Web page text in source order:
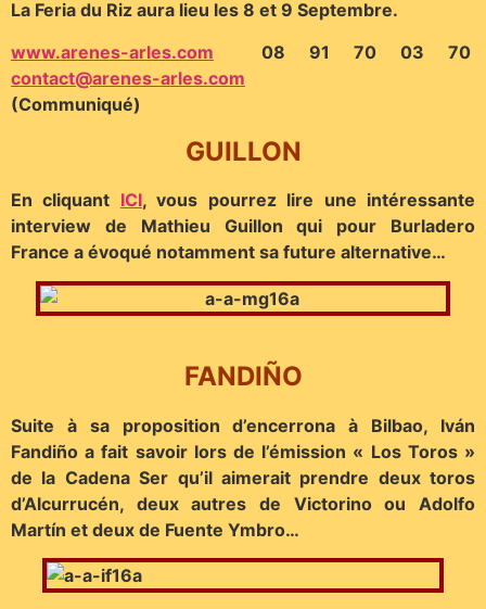
La Feria du Riz aura lieu les 8 et 9 Septembre.
www.arenes-arles.com 08 91 70 03 70
contact@arenes-arles.com
(Communiqué)
GUILLON
En cliquant ICI, vous pourrez lire une intéressante
interview de Mathieu Guillon qui pour Burladero
France a évoqué notamment sa future alternative…
FANDIÑO
Suite à sa proposition d’encerrona à Bilbao, Iván
Fandiño a fait savoir lors de l’émission « Los Toros »
de la Cadena Ser qu’il aimerait prendre deux toros
d’Alcurrucén, deux autres de Victorino ou Adolfo
Martín et deux de Fuente Ymbro…